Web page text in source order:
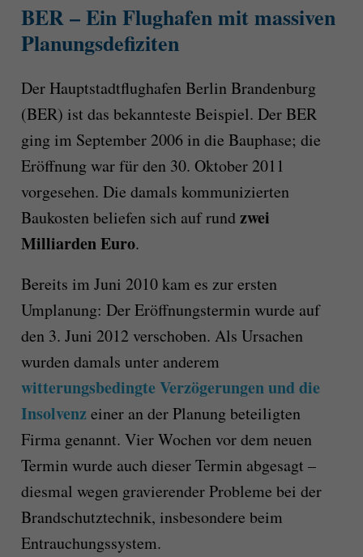
BER – Ein Flughafen mit massiven
Planungsdefiziten
Der Hauptstadtflughafen Berlin Brandenburg
(BER) ist das bekannteste Beispiel. Der BER
ging im September 2006 in die Bauphase; die
Eröffnung war für den 30. Oktober 2011
vorgesehen. Die damals kommunizierten
Baukosten beliefen sich auf rundzwei
Milliarden Euro.
Bereits im Juni 2010 kam es zur ersten
Umplanung: Der Eröffnungstermin wurde auf
den 3. Juni 2012 verschoben. Als Ursachen
wurden damals unter anderem
witterungsbedingte Verzögerungen und die
Insolvenzeiner an der Planung beteiligten
Firma genannt. Vier Wochen vor dem neuen
Termin wurde auch dieser Termin abgesagt –
diesmal wegen gravierender Probleme bei der
Brandschutztechnik, insbesondere beim
Entrauchungssystem.